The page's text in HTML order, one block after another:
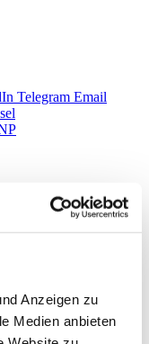
Anzeigen zu
Medien anbieten
Telegram Email